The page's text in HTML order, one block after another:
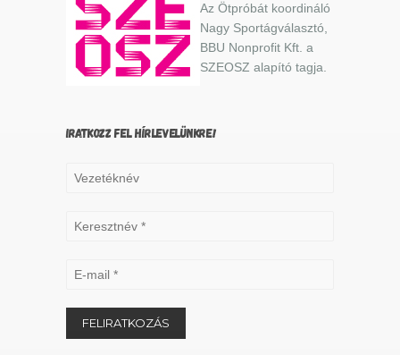
Az Ötpróbát koordináló
Nagy Sportágválasztó,
BBU Nonprofit Kft. a
SZEOSZ alapító tagja.
IRATKOZZ FEL HÍRLEVELÜNKRE!